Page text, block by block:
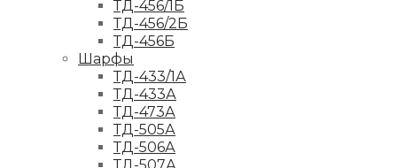
ТД-456/1Б
ТД-456/2Б
ТД-456Б
Шарфы
ТД-433/1А
ТД-433А
ТД-473А
ТД-505А
ТД-506А